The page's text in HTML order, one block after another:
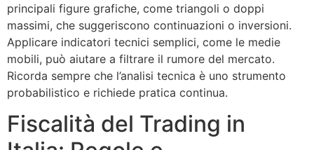
principali figure grafiche, come triangoli o doppi
massimi, che suggeriscono continuazioni o inversioni.
Applicare indicatori tecnici semplici, come le medie
mobili, può aiutare a filtrare il rumore del mercato.
Ricorda sempre che l’analisi tecnica è uno strumento
probabilistico e richiede pratica continua.
Fiscalità del Trading in